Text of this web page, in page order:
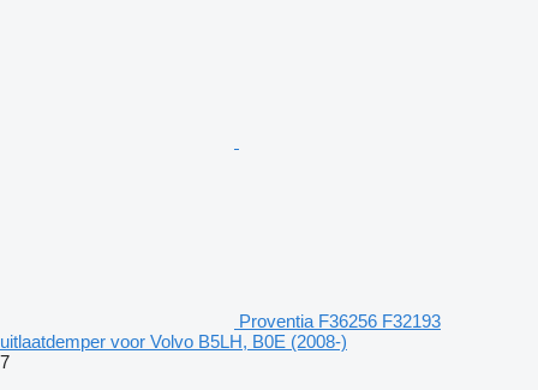
Proventia F36256 F32193
uitlaatdemper voor Volvo B5LH, B0E (2008-)
7